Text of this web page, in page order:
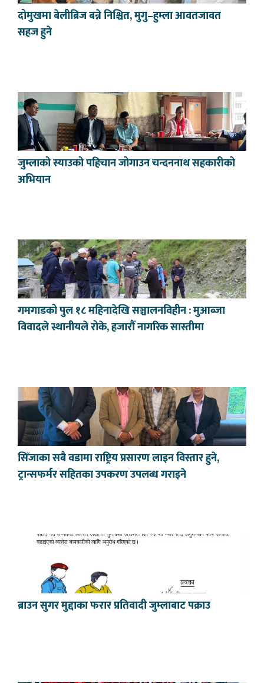
दोमुखमा बेलीब्रिज बन्ने निश्चित, मुगु–हुम्ला आवतजावत
सहज हुने
जुम्लाको स्याउको पहिचान जोगाउन चन्दननाथ सहकारीको
अभियान
गमगाडको पुल १८ महिनादेखि सञ्चालनविहीन : मुआब्जा
विवादले स्थानीयले रोके, हजारौँ नागरिक सास्तीमा
सिँजाका सबै वडामा राष्ट्रिय प्रसारण लाइन विस्तार हुने,
ट्रान्सफर्मर सहितका उपकरण उपलब्ध गराइने
ब्राउन सुगर मुद्दाका फरार प्रतिवादी जुम्लाबाट पक्राउ